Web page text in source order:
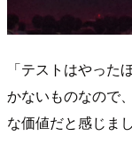
「テストはやっ
かないものなので
な価値だと感じまし